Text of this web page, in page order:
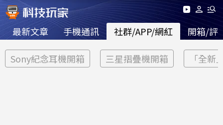
最新文章 手機通訊 社群/APP/網紅 開箱/評
Sony紀念耳機開箱 三星摺疊機開箱 「全新